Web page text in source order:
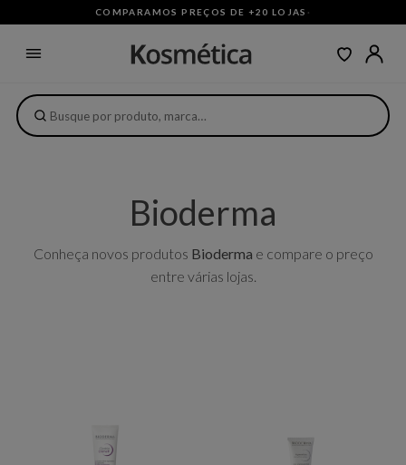
COMPARAMOS PREÇOS DE +20 LOJAS ·
Bioderma
Conheça novos produtos Bioderma e compare o preço
entre várias lojas.